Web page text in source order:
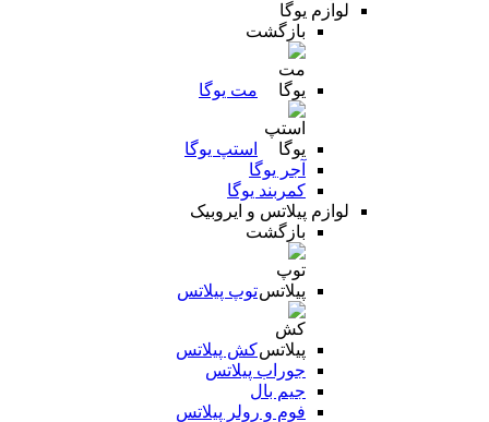
لوازم یوگا
بازگشت
مت یوگا
استپ یوگا
آجر یوگا
کمربند یوگا
لوازم پیلاتس و ایروبیک
بازگشت
توپ پیلاتس
کش پیلاتس
جوراب پیلاتس
جیم بال
فوم و رولر پیلاتس